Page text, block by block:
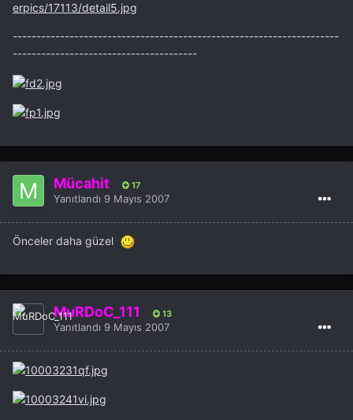
erpics/17113/detail5.jpg
---------------------------------------------------------------------
---------------------------------------
Mücahit 17
Yanıtlandı 9 Mayıs 2007
Önceler daha güzel
MuRDoC_111 13
Yanıtlandı 9 Mayıs 2007